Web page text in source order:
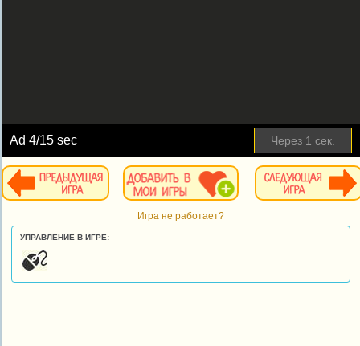
Ad4/15 sec Через 1 сек.
Игра не работает?
УПРАВЛЕНИЕ В ИГРЕ: